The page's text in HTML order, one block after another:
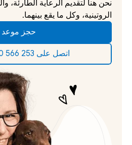
الروتينية، وكل ما يقع بينهما.
حجز موعد
‫اتصل على 253 566 600 971+‬ ‫